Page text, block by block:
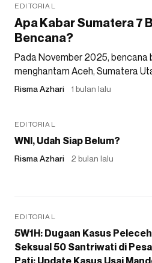
EDITORIAL
Apa Kabar Sumatera 7
Bencana?
Pada November 2025, bencana
menghantam Aceh, Sumatera
Risma Azhari 1 bulan lalu
EDITORIAL
WNI, Udah Siap Belum?
Risma Azhari 2 bulan lalu
EDITORIAL
5W1H: Dugaan Kasus
Seksual 50 Santriwati di
Pati: Update Kasus Usai